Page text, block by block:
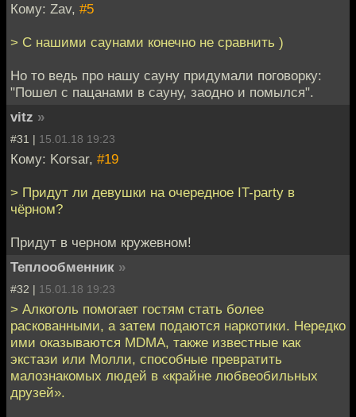
Кому: Zav, #5
> С нашими саунами конечно не сравнить )
Но то ведь про нашу сауну придумали поговорку:
"Пошел с пацанами в сауну, заодно и помылся".
vitz »
#31 | 15.01.18 19:23
Кому: Korsar, #19
> Придут ли девушки на очередное IT-party в
чёрном?
Придут в черном кружевном!
Теплообменник »
#32 | 15.01.18 19:23
> Алкоголь помогает гостям стать более
раскованными, а затем подаются наркотики. Нередко
ими оказываются MDMA, также известные как
экстази или Молли, способные превратить
малознакомых людей в «крайне любвеобильных
друзей».